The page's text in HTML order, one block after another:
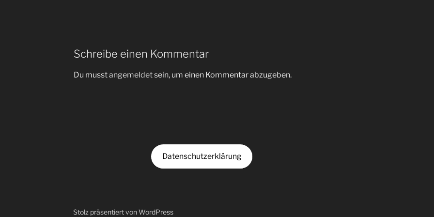
Schreibe einen Kommentar
Du musstangemeldetsein, um einen Kommentar abzugeben.
Datenschutzerklärung
Stolz präsentiert von WordPress